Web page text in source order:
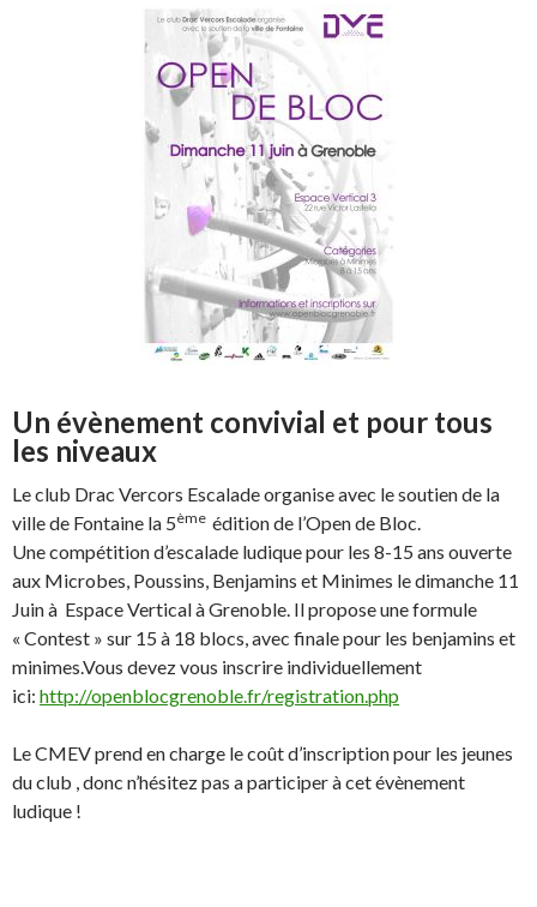
Un évènement convivial et pour tous
les niveaux
Le club Drac Vercors Escalade organise avec le soutien de la
ville de Fontaine la 5ème édition de l’Open de Bloc.
Une compétition d’escalade ludique pour les 8-15 ans ouverte
aux Microbes, Poussins, Benjamins et Minimes le dimanche 11
Juin à Espace Vertical à Grenoble. Il propose une formule
« Contest » sur 15 à 18 blocs, avec finale pour les benjamins et
minimes.Vous devez vous inscrire individuellement
ici: http://openblocgrenoble.fr/registration.php
Le CMEV prend en charge le coût d’inscription pour les jeunes
du club , donc n’hésitez pas a participer à cet évènement
ludique !